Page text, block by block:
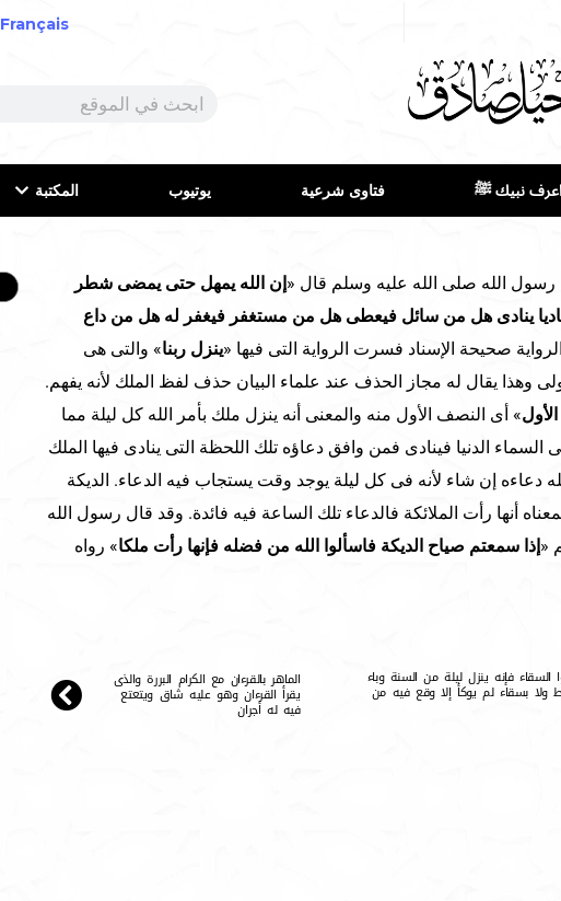
Français
اعرف نبيك ﷺ فتاوى شرعية يوتيوب المكتبة
إن الله يمهل حتى يمضى شطر
مناديا ينادى هل من سائل فيعطى هل من مستغفر فيغفر له هل من داع
صحيحة الإسناد فسرت الرواية التى فيها «ينزل ربنا» والتى هى
وهذا يقال له مجاز الحذف عند علماء البيان حذف لفظ الملك لأنه يفهم.
» أى النصف الأول منه والمعنى أنه ينزل ملك بأمر الله كل ليلة مما
السماء الدنيا فينادى فمن وافق دعاؤه تلك اللحظة التى ينادى فيها الملك
دعاءه إن شاء لأنه فى كل ليلة يوجد وقت يستجاب فيه الدعاء. الديكة
أنها رأت الملائكة فالدعاء تلك الساعة فيه فائدة. وقد قال رسول الله
«إذا سمعتم صياح الديكة فاسألوا الله من فضله فإنها رأت ملكا» رواه
السقاء فإنه ينزل ليلة من السنة وباء
ولا بسقاء لم يوكأ إلا وقع فيه من
الماهر بالقرءان مع الكرام البررة والذى
يقرأ القرءان وهو عليه شاق ويتعتع
فيه له أجران